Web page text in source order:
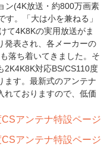
ン(4K放送・約800万画素
。「大は小を兼ねる」
て4K8Kの実用放送がま
発表され、各メーカーの
落ち着いてきました。そ
2K4K8K対応BS/CS110度
ます。最新式のアンテナ
れておりますので、低価
CSアンテナ特設ページ
アンテナ特設ページ